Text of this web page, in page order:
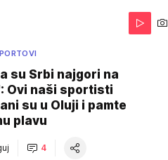
su Srbi najgori na
Ovi naši sportisti
su u Oluji i pamte
plavu
4